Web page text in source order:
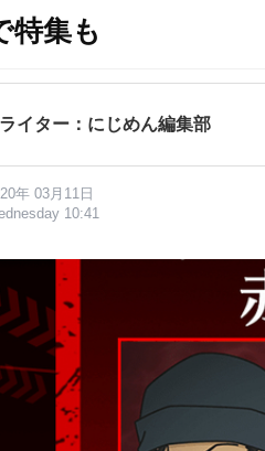
特集も
ライター：にじめん編集部
年 03月11日
10:41